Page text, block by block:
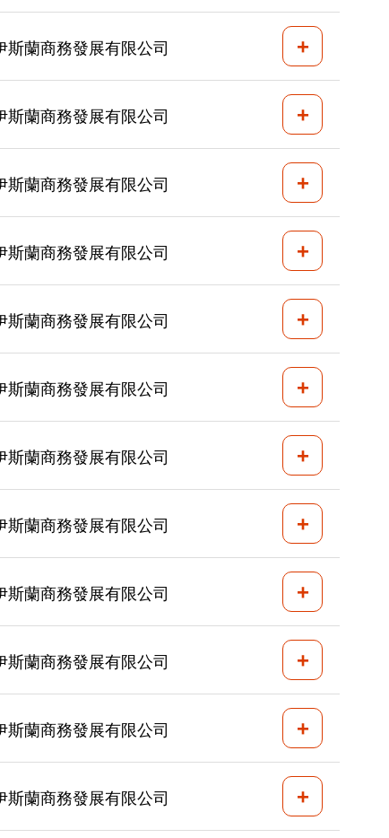
斯蘭商務發展有限公司 +
斯蘭商務發展有限公司 +
斯蘭商務發展有限公司 +
斯蘭商務發展有限公司 +
斯蘭商務發展有限公司 +
斯蘭商務發展有限公司 +
斯蘭商務發展有限公司 +
斯蘭商務發展有限公司 +
斯蘭商務發展有限公司 +
斯蘭商務發展有限公司 +
斯蘭商務發展有限公司 +
斯蘭商務發展有限公司 +